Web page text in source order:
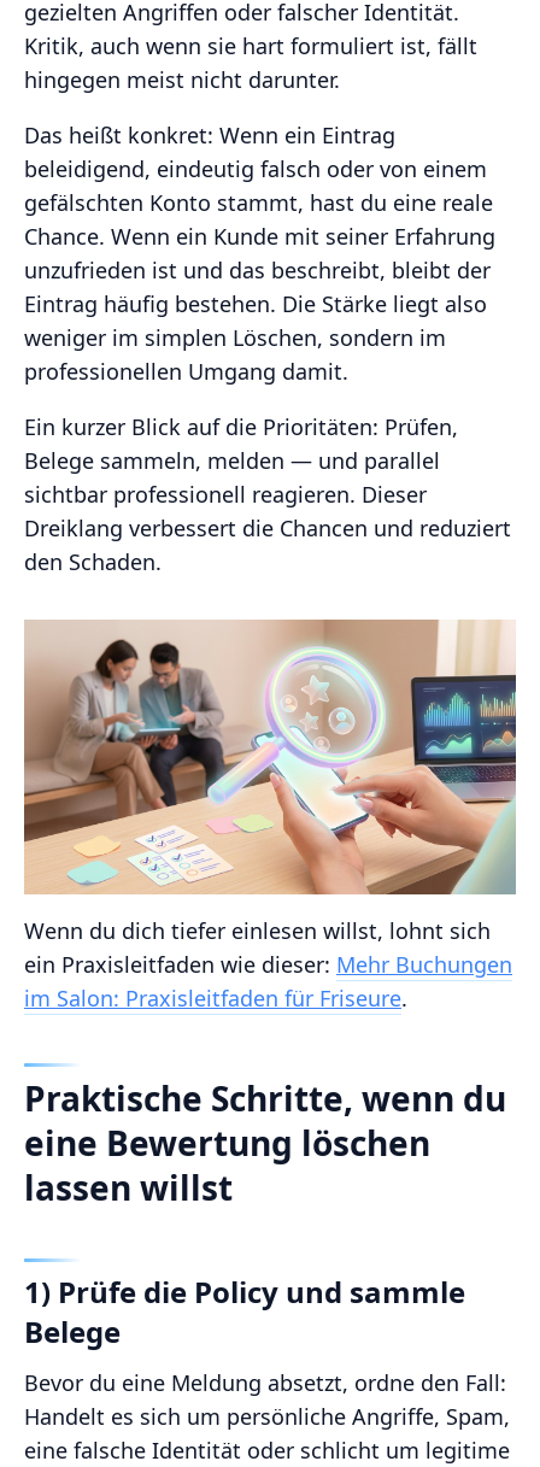
gezielten Angriffen oder falscher Identität.
Kritik, auch wenn sie hart formuliert ist, fällt
hingegen meist nicht darunter.
Das heißt konkret: Wenn ein Eintrag
beleidigend, eindeutig falsch oder von einem
gefälschten Konto stammt, hast du eine reale
Chance. Wenn ein Kunde mit seiner Erfahrung
unzufrieden ist und das beschreibt, bleibt der
Eintrag häufig bestehen. Die Stärke liegt also
weniger im simplen Löschen, sondern im
professionellen Umgang damit.
Ein kurzer Blick auf die Prioritäten: Prüfen,
Belege sammeln, melden — und parallel
sichtbar professionell reagieren. Dieser
Dreiklang verbessert die Chancen und reduziert
den Schaden.
Wenn du dich tiefer einlesen willst, lohnt sich
ein Praxisleitfaden wie dieser: Mehr Buchungen
im Salon: Praxisleitfaden für Friseure.
Praktische Schritte, wenn du
eine Bewertung löschen
lassen willst
1) Prüfe die Policy und sammle
Belege
Bevor du eine Meldung absetzt, ordne den Fall:
Handelt es sich um persönliche Angriffe, Spam,
eine falsche Identität oder schlicht um legitime